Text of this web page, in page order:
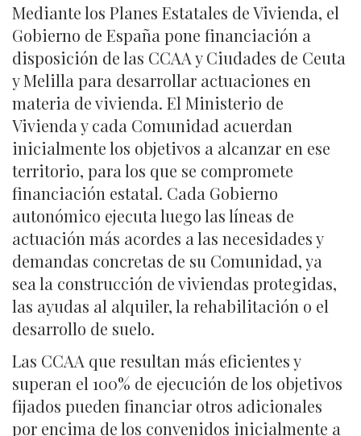
Mediante los Planes Estatales de Vivienda, el
Gobierno de España pone financiación a
disposición de las CCAA y Ciudades de Ceuta
y Melilla para desarrollar actuaciones en
materia de vivienda. El Ministerio de
Vivienda y cada Comunidad acuerdan
inicialmente los objetivos a alcanzar en ese
territorio, para los que se compromete
financiación estatal. Cada Gobierno
autonómico ejecuta luego las líneas de
actuación más acordes a las necesidades y
demandas concretas de su Comunidad, ya
sea la construcción de viviendas protegidas,
las ayudas al alquiler, la rehabilitación o el
desarrollo de suelo.
Las CCAA que resultan más eficientes y
superan el 100% de ejecución de los objetivos
fijados pueden financiar otros adicionales
por encima de los convenidos inicialmente a